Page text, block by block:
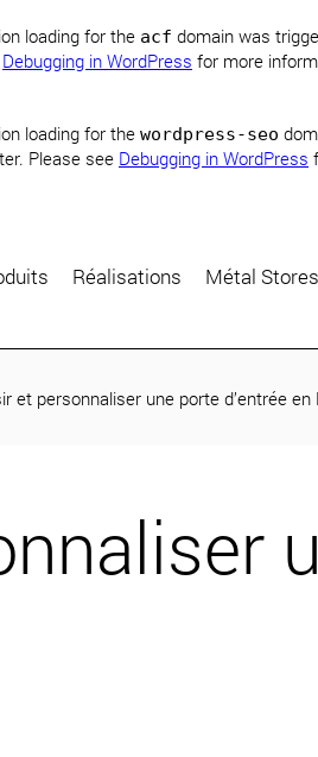
loading for the acf domain was
Debugging in WordPress for more
loading for the wordpress-seo
Please see Debugging in WordPress
Réalisations Métal Stores
et personnaliser une porte d’entrée en